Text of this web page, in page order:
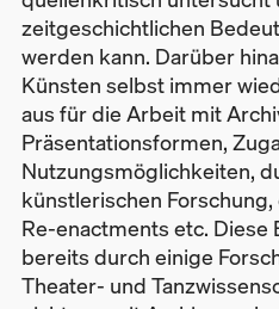
zeitgeschichtlichen
werden kann. Darüber
Künsten selbst immer
aus für die Arbeit mit
Präsentationsformen,
Nutzungsmöglichkeiten,
künstlerischen
Re-enactments etc.
bereits durch einige
Theater- und